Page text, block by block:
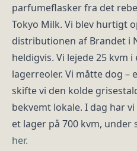
parfumeflasker fra det
Tokyo Milk. Vi blev hurtigt
distributionen af Brandet i
heldigvis. Vi lejede 25 kvm
lagerreoler. Vi måtte dog –
skifte vi den kolde
bekvemt lokale. I dag har
et lager på 700 kvm,
her.